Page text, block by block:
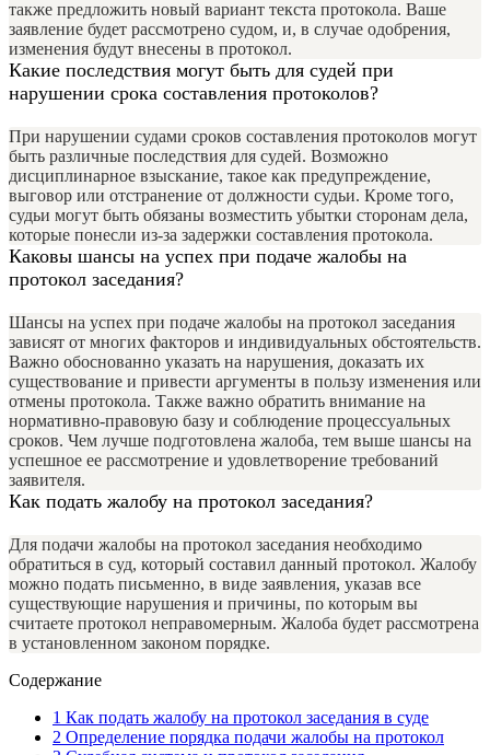
также предложить новый вариант текста протокола. Ваше
заявление будет рассмотрено судом, и, в случае одобрения,
изменения будут внесены в протокол.
Какие последствия могут быть для судей при
нарушении срока составления протоколов?
При нарушении судами сроков составления протоколов могут
быть различные последствия для судей. Возможно
дисциплинарное взыскание, такое как предупреждение,
выговор или отстранение от должности судьи. Кроме того,
судьи могут быть обязаны возместить убытки сторонам дела,
которые понесли из-за задержки составления протокола.
Каковы шансы на успех при подаче жалобы на
протокол заседания?
Шансы на успех при подаче жалобы на протокол заседания
зависят от многих факторов и индивидуальных обстоятельств.
Важно обоснованно указать на нарушения, доказать их
существование и привести аргументы в пользу изменения или
отмены протокола. Также важно обратить внимание на
нормативно-правовую базу и соблюдение процессуальных
сроков. Чем лучше подготовлена жалоба, тем выше шансы на
успешное ее рассмотрение и удовлетворение требований
заявителя.
Как подать жалобу на протокол заседания?
Для подачи жалобы на протокол заседания необходимо
обратиться в суд, который составил данный протокол. Жалобу
можно подать письменно, в виде заявления, указав все
существующие нарушения и причины, по которым вы
считаете протокол неправомерным. Жалоба будет рассмотрена
в установленном законом порядке.
Содержание
1 Как подать жалобу на протокол заседания в суде
2 Определение порядка подачи жалобы на протокол